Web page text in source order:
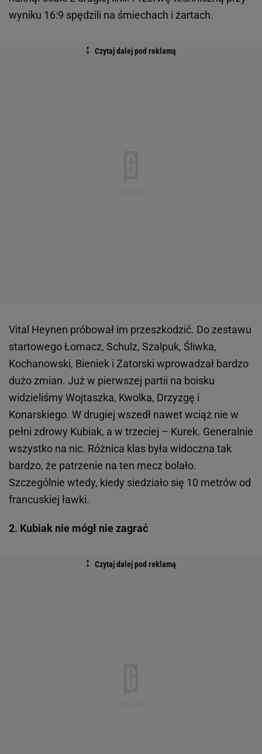
wyniku 16:9 spędzili na śmiechach i żartach.
Vital Heynen próbował im przeszkodzić. Do zestawu
startowego Łomacz, Schulz, Szalpuk, Śliwka,
Kochanowski, Bieniek i Zatorski wprowadzał bardzo
dużo zmian. Już w pierwszej partii na boisku
widzieliśmy Wojtaszka, Kwolka, Drzyzgę i
Konarskiego. W drugiej wszedł nawet wciąż nie w
pełni zdrowy Kubiak, a w trzeciej – Kurek. Generalnie
wszystko na nic. Różnica klas była widoczna tak
bardzo, że patrzenie na ten mecz bolało.
Szczególnie wtedy, kiedy siedziało się 10 metrów od
francuskiej ławki.
2. Kubiak nie mógł nie zagrać